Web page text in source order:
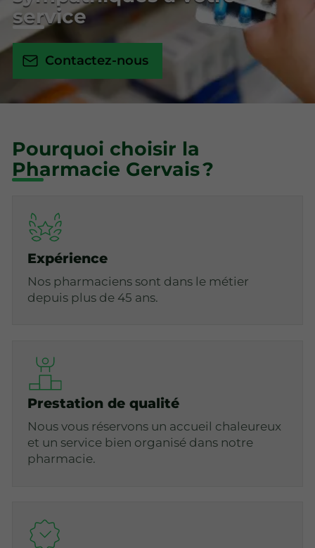
service
Contactez-nous
Pourquoi choisir la
Pharmacie Gervais ?
Expérience
Nos pharmaciens sont dans le métier
depuis plus de 45 ans.
Prestation de qualité
Nous vous réservons un accueil chaleureux
et un service bien organisé dans notre
pharmacie.